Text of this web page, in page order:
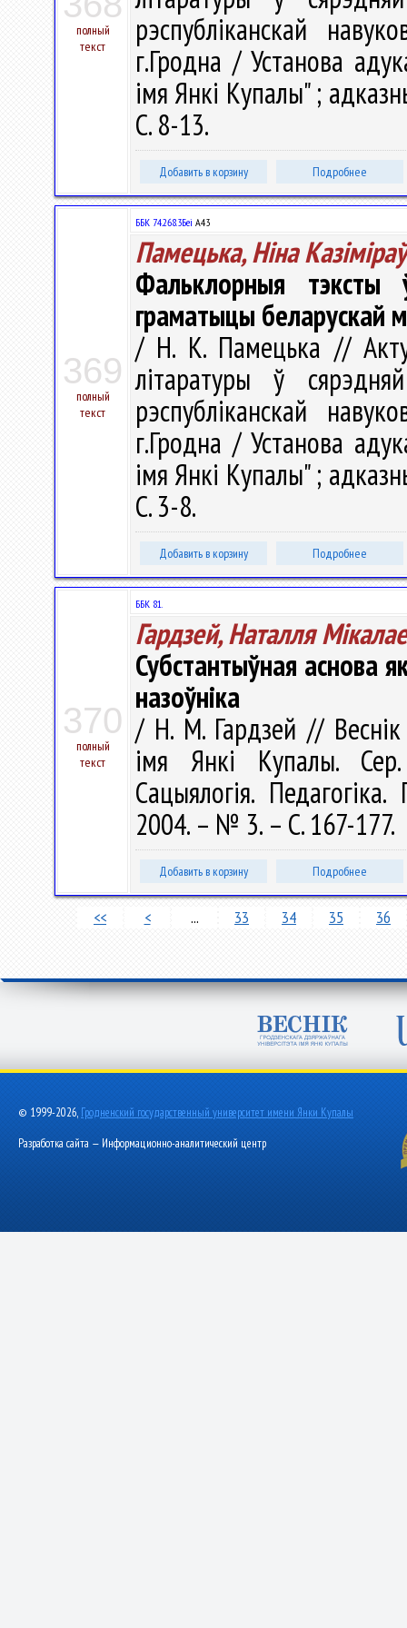
полный
текст
рэспубліканскай
г.Гродна / Установа
імя Янкі Купалы" ;
С. 8-13.
Добавить в корзину Подробнее
369
полный
текст
ББК 74.268.3Беі А43
Памецька, Ніна
Фальклорныя тэксты
граматыцы беларускай
/ Н. К. Памецька //
літаратуры ў
рэспубліканскай
г.Гродна / Установа
імя Янкі Купалы" ;
С. 3-8.
Добавить в корзину Подробнее
370
полный
текст
ББК 81.
Гардзей, Наталля
Субстантыўная аснова
назоўніка
/ Н. М. Гардзей // Веснік
імя Янкі Купалы. Сер.
Сацыялогія. Педагогіка.
2004. – № 3. – С. 167-177.
Добавить в корзину Подробнее
<< < ... 33 34 35 36
© 1999-2026, Гродненский государственный университет имени Янки Купалы
Разработка сайта — Информационно-аналитический центр